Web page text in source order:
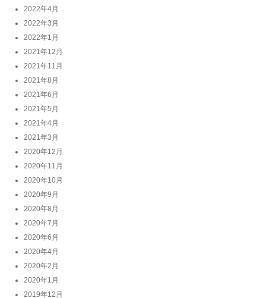
2022年4月
2022年3月
2022年1月
2021年12月
2021年11月
2021年8月
2021年6月
2021年5月
2021年4月
2021年3月
2020年12月
2020年11月
2020年10月
2020年9月
2020年8月
2020年7月
2020年6月
2020年4月
2020年2月
2020年1月
2019年12月